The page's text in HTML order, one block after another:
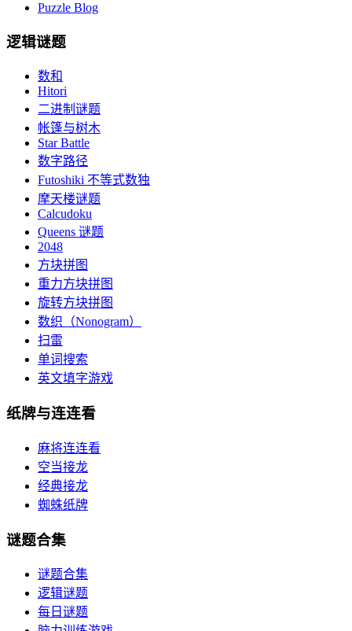
Puzzle Blog
逻辑谜题
数和
Hitori
二进制谜题
帐篷与树木
Star Battle
数字路径
Futoshiki 不等式数独
摩天楼谜题
Calcudoku
Queens 谜题
2048
方块拼图
重力方块拼图
旋转方块拼图
数织（Nonogram）
扫雷
单词搜索
英文填字游戏
纸牌与连连看
麻将连连看
空当接龙
经典接龙
蜘蛛纸牌
谜题合集
谜题合集
逻辑谜题
每日谜题